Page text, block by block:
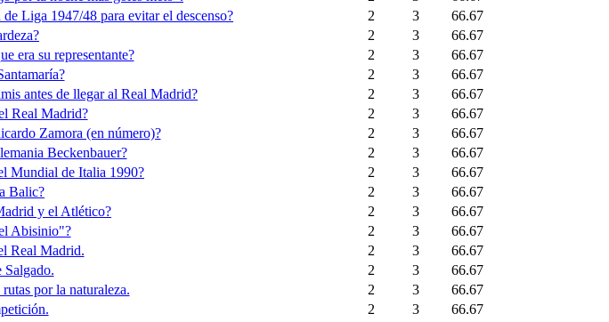
Liga 1947/48 para evitar el descenso? 2 3
66.67
2 3
66.67
era su representante? 2 3
66.67
2 3
66.67
antes de llegar al Real Madrid? 2 3
66.67
Real Madrid? 2 3
66.67
Zamora (en número)? 2 3
66.67
Beckenbauer? 2 3
66.67
Mundial de Italia 1990? 2 3
66.67
Balic? 2 3
66.67
y el Atlético? 2 3
66.67
Abisinio"? 2 3
66.67
Real Madrid. 2 3
66.67
2 3
66.67
por la naturaleza. 2 3
66.67
2 3
66.67